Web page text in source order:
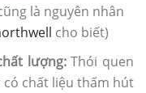
là nguyên nhân
cho biết)
lượng:Thói quen
chất liệu thấm hút